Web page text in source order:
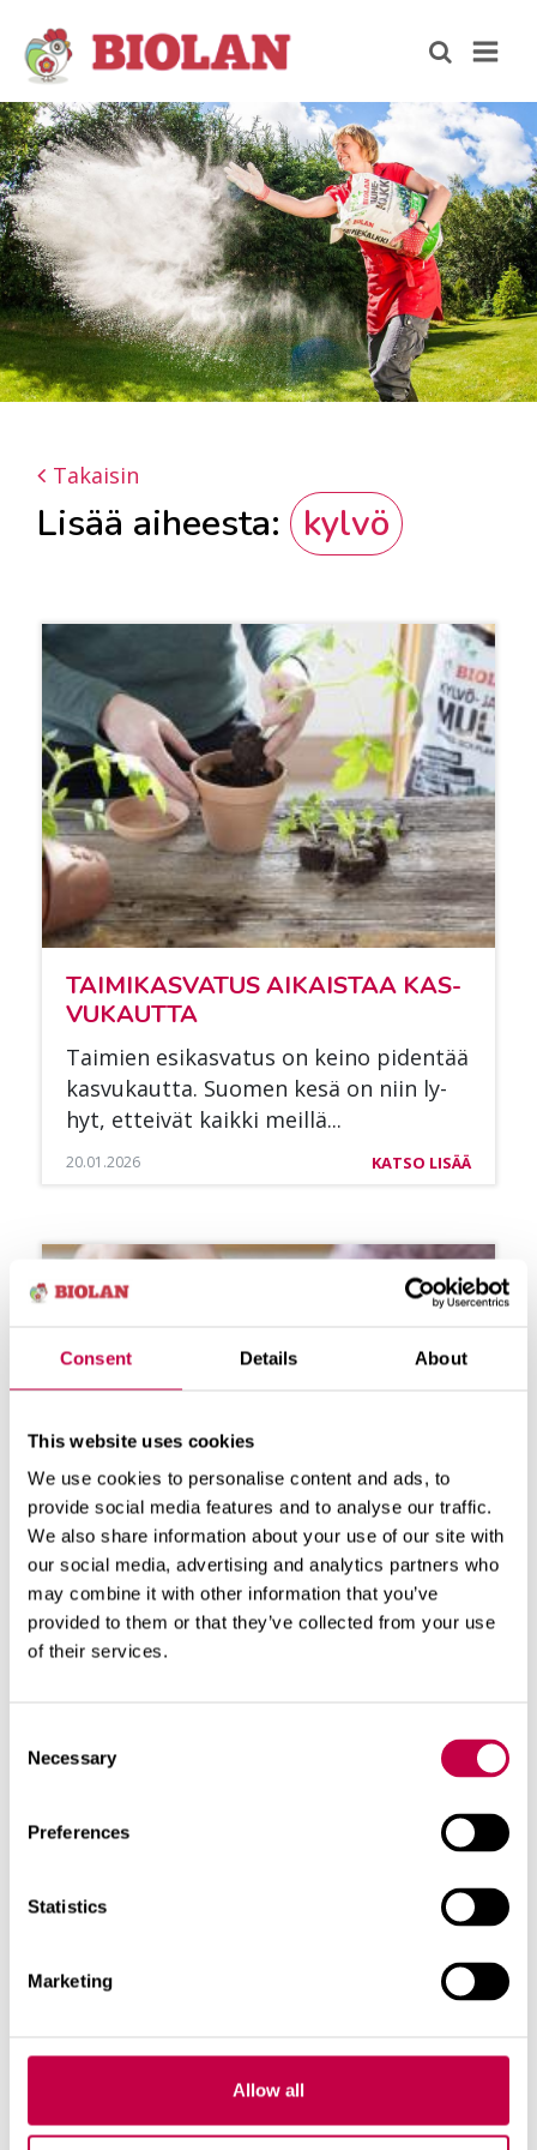
Consent Details About
This website uses cookies
We use cookies to personalise content and ads, to
provide social media features and to analyse our traffic.
We also share information about your use of our site with
our social media, advertising and analytics partners who
may combine it with other information that you’ve
provided to them or that they’ve collected from your use
of their services.
Selection
Necessary
Preferences
Statistics
Marketing
Allow all
Takaisin
Lisää aiheesta: kylvö
TAI­MI­KAS­VA­TUS AI­KAIS­TAA KAS­
VU­KAUT­TA
Tai­mien esi­kas­va­tus on kei­no pi­den­tää
kas­vu­kaut­ta. Suo­men kesä on niin ly­
hyt, et­tei­vät kaik­ki meil­lä...
20.01.2026 KATSO LISÄÄ
ESI­KAS­VA­TET­TA­VIEN LA­JIEN KYL­
VÖ­AJAT
14.03.2023 KATSO LISÄÄ